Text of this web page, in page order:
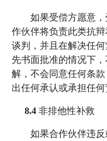
如果受偿方愿意，
作伙伴将负责此类抗
谈判，并且在解决任
先书面批准的情况下
解，不会同意任何条
出任何承认或承担任何
8.4 非排他性补救
如果合作伙伴违反